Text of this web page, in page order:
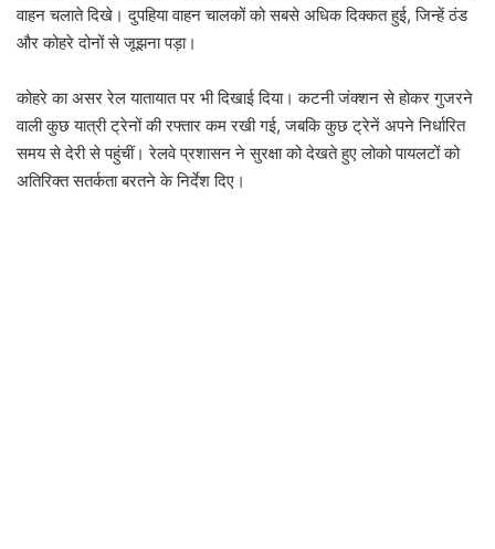
वाहन चलाते दिखे। दुपहिया वाहन चालकों को सबसे अधिक दिक्कत हुई, जिन्हें ठंड
और कोहरे दोनों से जूझना पड़ा।
कोहरे का असर रेल यातायात पर भी दिखाई दिया। कटनी जंक्शन से होकर गुजरने
वाली कुछ यात्री ट्रेनों की रफ्तार कम रखी गई, जबकि कुछ ट्रेनें अपने निर्धारित
समय से देरी से पहुंचीं। रेलवे प्रशासन ने सुरक्षा को देखते हुए लोको पायलटों को
अतिरिक्त सतर्कता बरतने के निर्देश दिए।